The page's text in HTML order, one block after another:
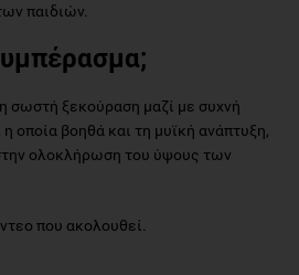
παιδιών.
σωστή ξεκούραση μαζί με συχνή
οποία βοηθά και τη μυϊκή ανάπτυξη,
ολοκλήρωση του ύψους των
που ακολουθεί.